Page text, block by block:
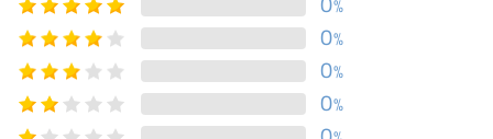
%
0%
0%
0%